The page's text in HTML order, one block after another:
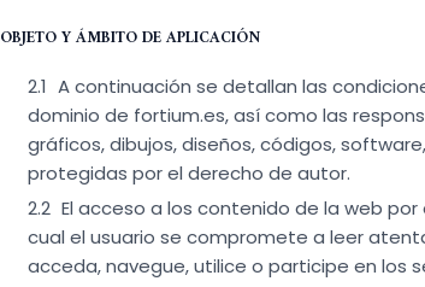
OBJETO Y ÁMBITO DE APLICACIÓN
A continuación se detallan las
dominio de fortium.es, así como las
gráficos, dibujos, diseños, códigos,
protegidas por el derecho de autor.
El acceso a los contenido de la web
cual el usuario se compromete a leer
acceda, navegue, utilice o participe en los